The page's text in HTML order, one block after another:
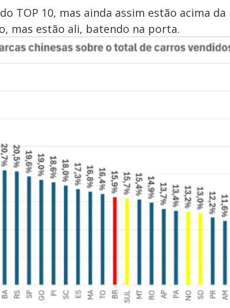
TOP 10, mas ainda assim estão acima da
mas estão ali, batendo na porta.